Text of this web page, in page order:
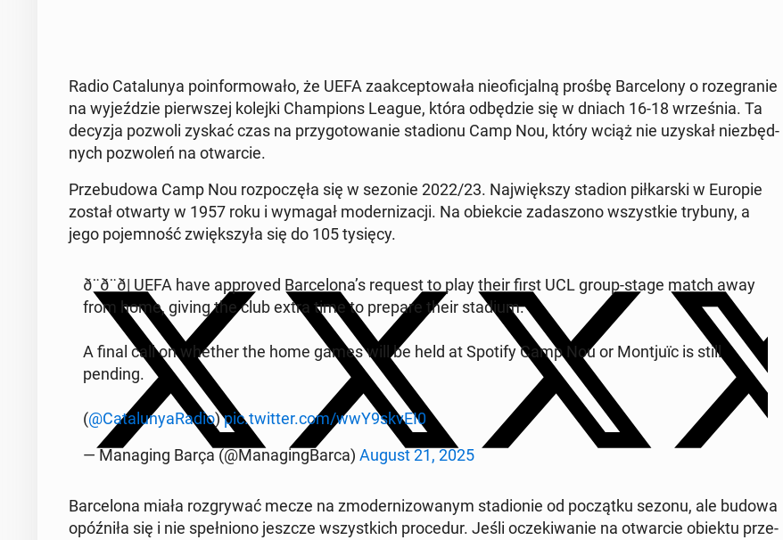
Radio Ca­ta­lu­nya po­in­for­mo­wa­ło, że UEFA za­ak­cep­to­wa­ła nie­ofi­cjal­ną prośbę Bar­ce­lo­ny o ro­ze­gra­nie
na wy­jeź­dzie pierw­szej kolejki Cham­pions League, która od­bę­dzie się w dniach 16-18 wrze­śnia. Ta
decyzja pozwoli zyskać czas na przy­go­to­wa­nie sta­dio­nu Camp Nou, który wciąż nie uzyskał nie­zbęd­
nych po­zwo­leń na otwar­cie.
Prze­bu­do­wa Camp Nou roz­po­czę­ła się w sezonie 2022/23. Naj­więk­szy stadion pił­kar­ski w Europie
został otwarty w 1957 roku i wymagał mo­der­ni­za­cji. Na obiek­cie za­da­szo­no wszyst­kie trybuny, a
jego po­jem­ność zwięk­szy­ła się do 105 tysięcy.
ð¨ð¨ð| UEFA have ap­pro­ved Bar­ce­lo­na’s request to play their first UCL group-stage match away
from home, giving the club extra time to prepare their stadium.
A final call on whether the home games will be held at Spotify Camp Nou or Mon­tju­ïc is still
pending.
(@Ca­ta­lu­ny­aRa­dio)pic.twitter.com/wwY9skvEI0
— Ma­na­ging Barça (@Ma­na­ging­Bar­ca) August 21, 2025
Bar­ce­lo­na miała roz­gry­wać mecze na zmo­der­ni­zo­wa­nym sta­dio­nie od po­cząt­ku sezonu, ale budowa
opóź­ni­ła się i nie speł­nio­no jeszcze wszyst­kich pro­ce­dur. Jeśli ocze­ki­wa­nie na otwar­cie obiektu prze­